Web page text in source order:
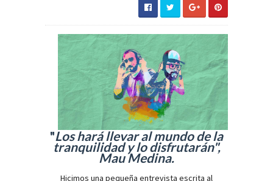
"Los hará llevar al mundo de la
tranquilidad y lo disfrutarán",
Mau Medina.
Hicimos una pequeña entrevista escrita al